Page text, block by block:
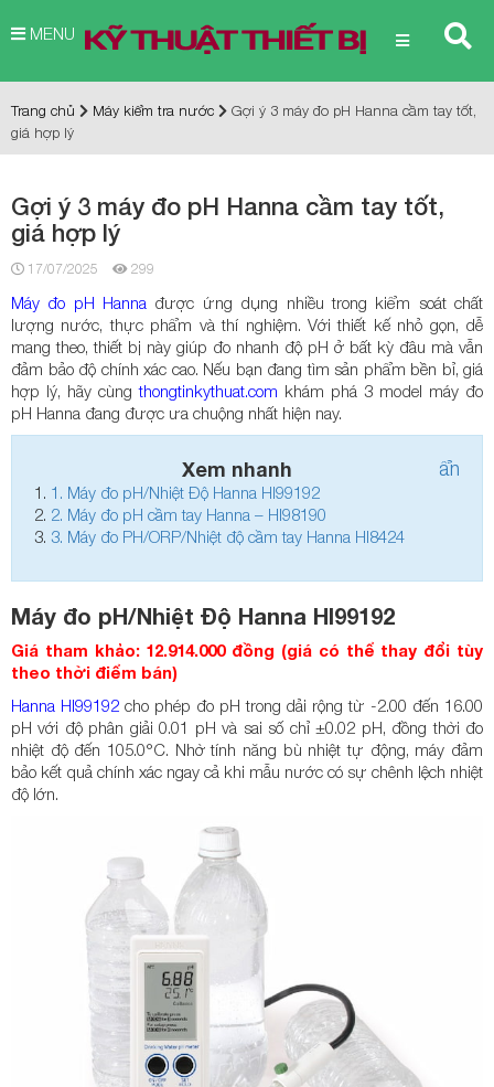
MENU
Trang chủ Máy kiểm tra nước
Gợi ý 3 máy đo pH Hanna cầm tay tốt,
giá hợp lý
Gợi ý 3 máy đo pH Hanna cầm tay tốt,
giá hợp lý
17/07/2025 299
Máy đo pH Hanna được ứng dụng nhiều trong kiểm soát chất
lượng nước, thực phẩm và thí nghiệm. Với thiết kế nhỏ gọn, dễ
mang theo, thiết bị này giúp đo nhanh độ pH ở bất kỳ đâu mà vẫn
đảm bảo độ chính xác cao. Nếu bạn đang tìm sản phẩm bền bỉ, giá
hợp lý, hãy cùngthongtinkythuat.com khám phá 3 model máy đo
pH Hanna đang được ưa chuộng nhất hiện nay.
Xem nhanh ẩn
1. Máy đo pH/Nhiệt Độ Hanna HI99192
2. Máy đo pH cầm tay Hanna – HI98190
3. Máy đo PH/ORP/Nhiệt độ cầm tay Hanna HI8424
Máy đo pH/Nhiệt Độ Hanna HI99192
Giá tham khảo: 12.914.000 đồng (giá có thể thay đổi tùy
theo thời điểm bán)
Hanna HI99192cho phép đo pH trong dải rộng từ -2.00 đến 16.00
pH với độ phân giải 0.01 pH và sai số chỉ ±0.02 pH, đồng thời đo
nhiệt độ đến 105.0°C. Nhờ tính năng bù nhiệt tự động, máy đảm
bảo kết quả chính xác ngay cả khi mẫu nước có sự chênh lệch nhiệt
độ lớn.